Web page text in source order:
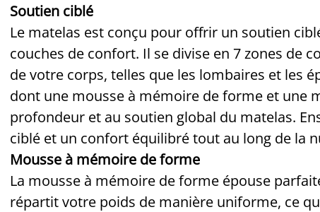
Soutien ciblé
Le matelas est conçu pour offrir un soutien
couches de confort. Il se divise en 7 zones de
de votre corps, telles que les lombaires et les
dont une mousse à mémoire de forme et une
profondeur et au soutien global du matelas.
ciblé et un confort équilibré tout au long de la
Mousse à mémoire de forme
La mousse à mémoire de forme épouse
répartit votre poids de manière uniforme, ce